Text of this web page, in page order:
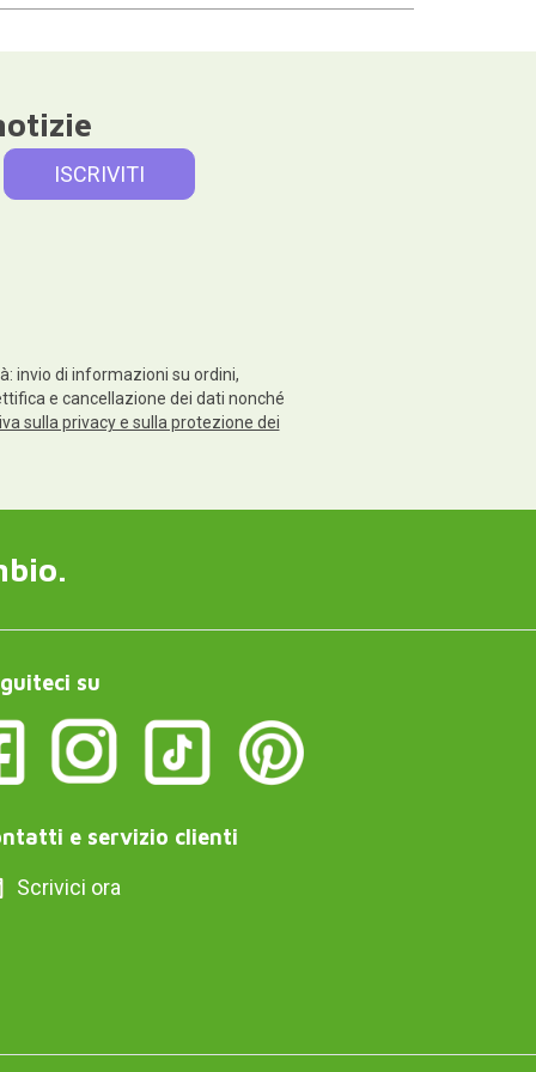
invio di informazioni su ordini,
e cancellazione dei dati nonché
sulla privacy e sulla protezione dei
su
e servizio clienti
Scrivici ora